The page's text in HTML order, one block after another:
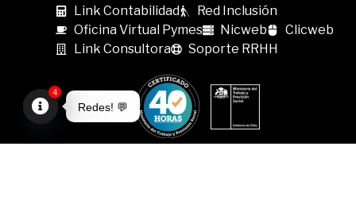
Link Contabilidad
Red Inclusión
Oficina Virtual Pymes
Nicweb
Clicweb
Link Consultora
Soporte RRHH
Redes! 💬
4